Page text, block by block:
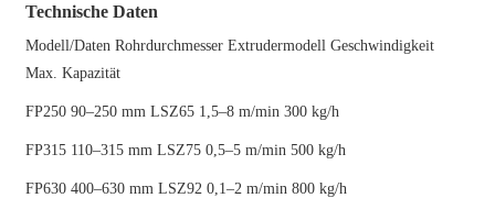
Technische Daten
Modell/Daten Rohrdurchmesser Extrudermodell Geschwindigkeit
Max. Kapazität
FP250 90–250 mm LSZ65 1,5–8 m/min 300 kg/h
FP315 110–315 mm LSZ75 0,5–5 m/min 500 kg/h
FP630 400–630 mm LSZ92 0,1–2 m/min 800 kg/h